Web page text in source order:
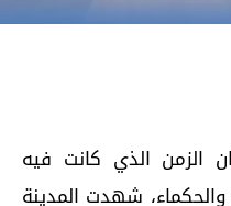
الزمن الذي كانت فيه
شهدت المدينة